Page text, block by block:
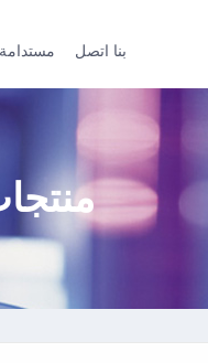
مستدامة بنا اتصل